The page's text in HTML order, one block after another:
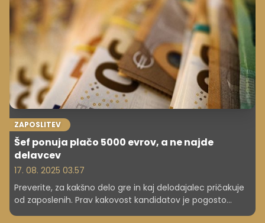
ZAPOSLITEV
Šef ponuja plačo 5000 evrov, a ne najde
delavcev
17. 08. 2025 03.57
Preverite, za kakšno delo gre in kaj delodajalec pričakuje
od zaposlenih. Prav kakovost kandidatov je pogosto